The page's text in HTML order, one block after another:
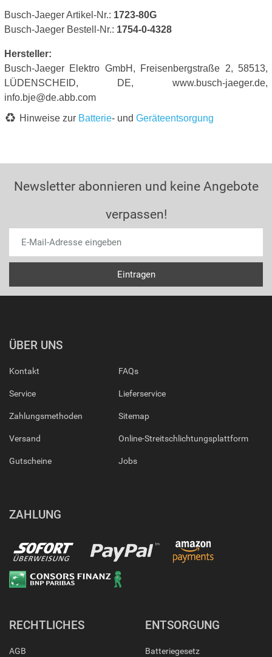
Busch-Jaeger Artikel-Nr.: 1723-80G
Busch-Jaeger Bestell-Nr.: 1754-0-4328
Hersteller:
Busch-Jaeger Elektro GmbH, Freisenbergstraße 2, 58513,
LÜDENSCHEID, DE, www.busch-jaeger.de,
info.bje@de.abb.com
Hinweise zur Batterie- und Geräteentsorgung
Newsletter abonnieren und keine Angebote
verpassen!
ÜBER UNS
Kontakt
Service
Zahlungsmethoden
Versand
Gutscheine
FAQs
Lieferservice
Sitemap
Online-Streitschlichtungsplattform
Jobs
ZAHLUNG
RECHTLICHES
AGB
ENTSORGUNG
Batteriegesetz